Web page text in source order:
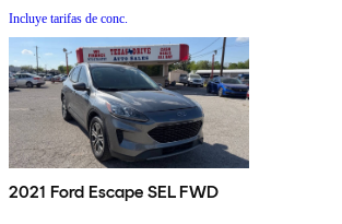
Incluye tarifas de conc.
2021 Ford Escape SEL FWD